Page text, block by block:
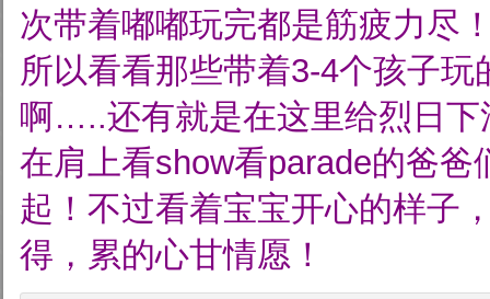
次带着嘟嘟玩完都是筋疲力尽
所以看看那些带着3-4个孩子
啊…..还有就是在这里给烈日下
在肩上看show看parade的爸爸
起！不过看着宝宝开心的样子
得，累的心甘情愿！